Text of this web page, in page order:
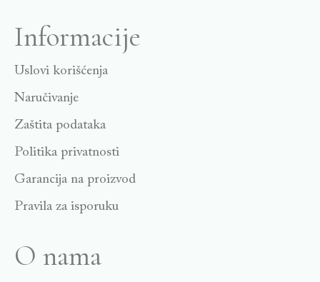
Informacije
Uslovi korišćenja
Naručivanje
Zaštita podataka
Politika privatnosti
Garancija na proizvod
Pravila za isporuku
O nama